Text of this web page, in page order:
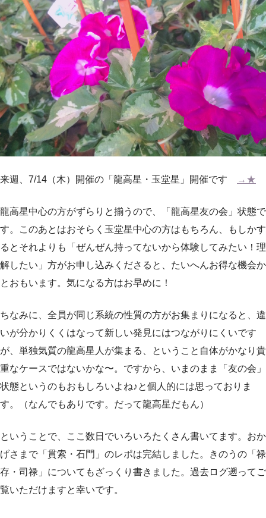
来週、7/14（木）開催の「龍高星・玉堂星」開催です →★
龍高星中心の方がずらりと揃うので、「龍高星友の会」状態で
す。このあとはおそらく玉堂星中心の方はもちろん、もしかす
るとそれよりも「ぜんぜん持ってないから体験してみたい！理
解したい」方がお申し込みくださると、たいへんお得な機会か
とおもいます。気になる方はお早めに！
ちなみに、全員が同じ系統の性質の方がお集まりになると、違
いが分かりくくはなって新しい発見にはつながりにくいです
が、単独気質の龍高星人が集まる、ということ自体がかなり貴
重なケースではないかな〜。ですから、いまのまま「友の会」
状態というのもおもしろいよね♪と個人的には思っておりま
す。（なんでもありです。だって龍高星だもん）
ということで、ここ数日でいろいろたくさん書いてます。おか
げさまで「貫索・石門」のレポは完結しました。きのうの「禄
存・司禄」についてもざっくり書きました。過去ログ遡ってご
覧いただけますと幸いです。